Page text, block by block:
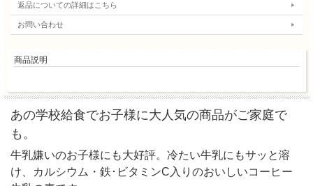
返品についての詳細はこちら
お問い合わせ
商品説明
あの学校給食でお子様に大人気の商品がご家庭で
も。
牛乳嫌いのお子様にも大好評。冷たい牛乳にもサッと溶
け、カルシウム・鉄･ビタミンC入りのおいしいコーヒー